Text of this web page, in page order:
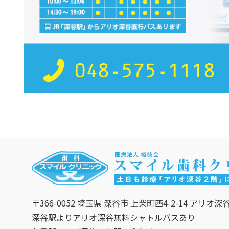
〒366-0052 埼玉県 深谷市 上柴町西4-2-14 アリオ深
深谷駅よりアリオ深谷無料シャトルバスあり